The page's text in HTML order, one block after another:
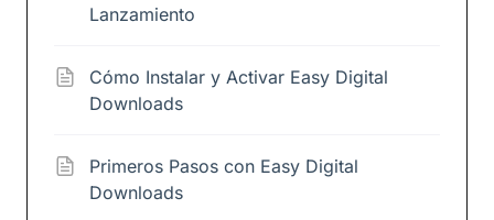
Lanzamiento
Cómo Instalar y Activar Easy Digital
Downloads
Primeros Pasos con Easy Digital
Downloads